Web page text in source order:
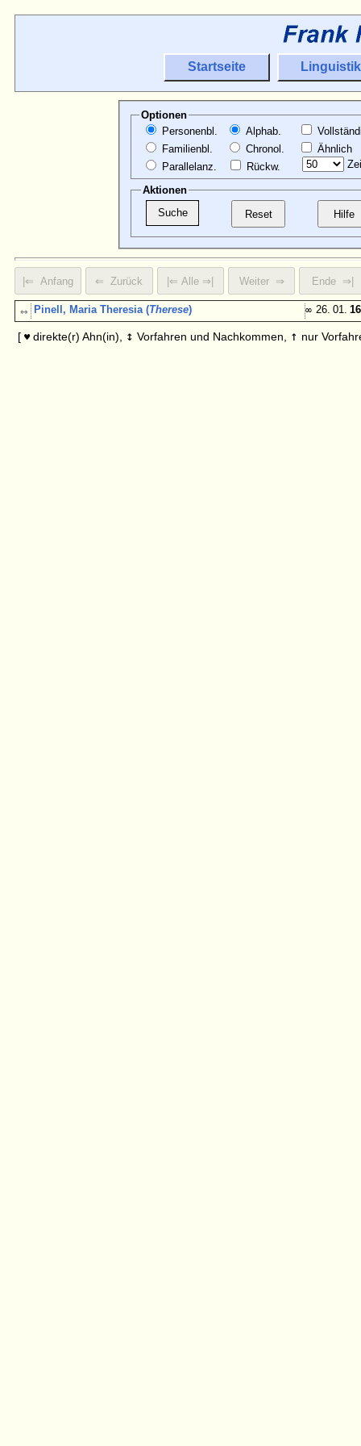
Startseite Linguistik
Optionen
Personenbl.
Familienbl.
Parallelanz.
Alphab.
Chronol.
Rückw.
Ähnlich
Aktionen
↔ Pinell, Maria Theresia (Therese) ∞ 26. 01.
[ ♥ direkte(r) Ahn(in), ↕ Vorfahren und Nachkommen, ↑ nur